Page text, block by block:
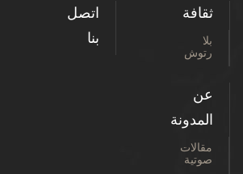
ثقافة
بلا
رتوش
عن
المدونة
مقالات
صوتية
اتصل
بنا